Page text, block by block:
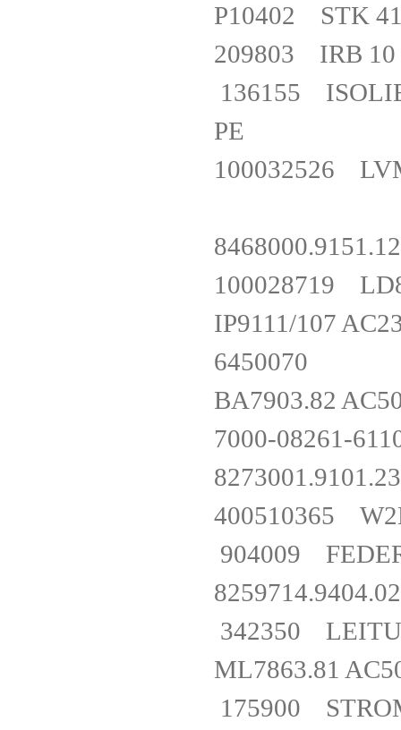
P10402
209803 IRB
136155
PE
100032526
100028719
IP9111/107
BA7903.82
7000-08261-
400510365
904009
342350
ML7863.81
175900